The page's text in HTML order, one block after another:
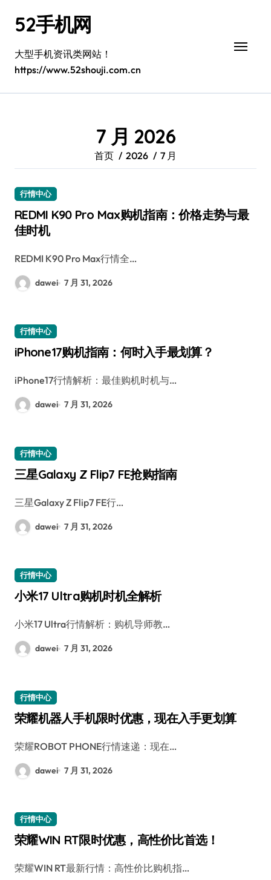
52手机网
大型手机资讯类网站！
https://www.52shouji.com.cn
7 月 2026
首页 2026 7 月
行情中心
REDMI K90 Pro Max购机指南：价格走势与最
佳时机
REDMI K90 Pro Max行情全…
dawei 7 月 31, 2026
行情中心
iPhone17购机指南：何时入手最划算？
iPhone17行情解析：最佳购机时机与…
dawei 7 月 31, 2026
行情中心
三星Galaxy Z Flip7 FE抢购指南
三星Galaxy Z Flip7 FE行…
dawei 7 月 31, 2026
行情中心
小米17 Ultra购机时机全解析
小米17 Ultra行情解析：购机导师教…
dawei 7 月 31, 2026
行情中心
荣耀机器人手机限时优惠，现在入手更划算
荣耀ROBOT PHONE行情速递：现在…
dawei 7 月 31, 2026
行情中心
荣耀WIN RT限时优惠，高性价比首选！
荣耀WIN RT最新行情：高性价比购机指…